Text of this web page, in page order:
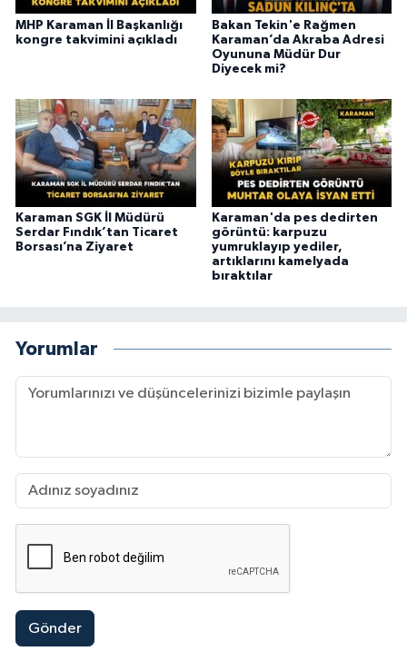
MHP Karaman İl Başkanlığı
kongre takvimini açıkladı
Bakan Tekin'e Rağmen
Karaman’da Akraba Adresi
Oyununa Müdür Dur
Diyecek mi?
Karaman SGK İl Müdürü
Serdar Fındık’tan Ticaret
Borsası’na Ziyaret
Karaman'da pes dedirten
görüntü: karpuzu
yumruklayıp yediler,
artıklarını kamelyada
bıraktılar
Yorumlar
Gönder